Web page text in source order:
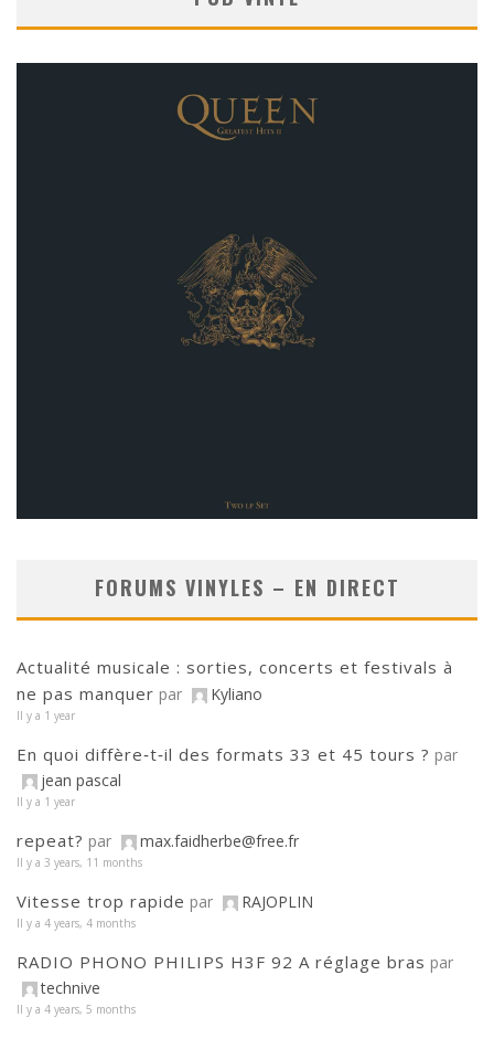
FORUMS VINYLES – EN DIRECT
Actualité musicale : sorties, concerts et festivals à
ne pas manquer par Kyliano
Il y a 1 year
En quoi diffère‑t‑il des formats 33 et 45 tours ? par
jean pascal
Il y a 1 year
repeat? par max.faidherbe@free.fr
Il y a 3 years, 11 months
Vitesse trop rapide par RAJOPLIN
Il y a 4 years, 4 months
RADIO PHONO PHILIPS H3F 92 A réglage bras par
technive
Il y a 4 years, 5 months